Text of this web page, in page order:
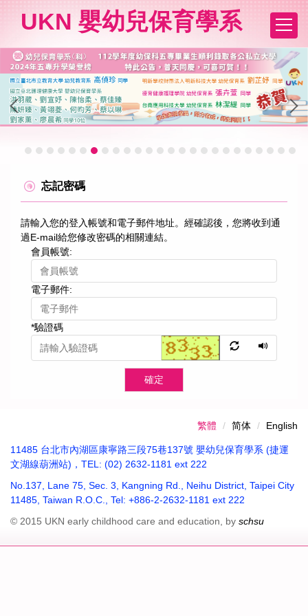
要
內
容
區
UKN 嬰幼兒保育學系
忘記密碼
請輸入您的登入帳號和電子郵件地址。經確認後，您將收到通
過E-mail給您修改密碼的相關連結。
會員帳號:
電子郵件:
*驗證碼
確定
繁體 简体 English
11485 台北市內湖區康寧路三段75巷137號 嬰幼兒保育學系 (捷運
文湖線葫洲站)，TEL: (02) 2632-1181 ext 222
No.137, Lane 75, Sec. 3, Kangning Rd., Neihu District, Taipei City
11485, Taiwan R.O.C., Tel: +886-2-2632-1181 ext 222
© 2015 UKN early childhood care and education, by schsu